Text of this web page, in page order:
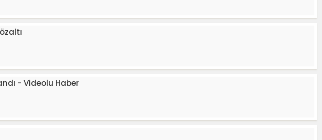
- Videolu Haber